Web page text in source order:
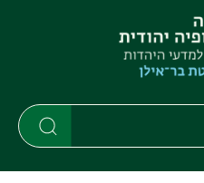
דילוג
לתוכן
העיקרי
דילוג
לתפריט
ניווט
ראשי